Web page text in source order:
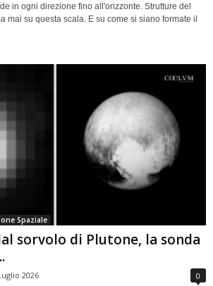
in ogni direzione fino all'orizzonte. Strutture del
mai su questa scala. E su come si siano formate il
Spaziale
sorvolo di Plutone, la sonda
2026 0